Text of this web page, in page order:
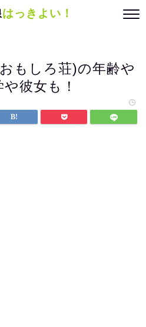
はっきよい！
もしろ荘)の年齢や
彼女も！